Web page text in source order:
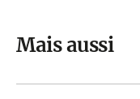
Mais aussi